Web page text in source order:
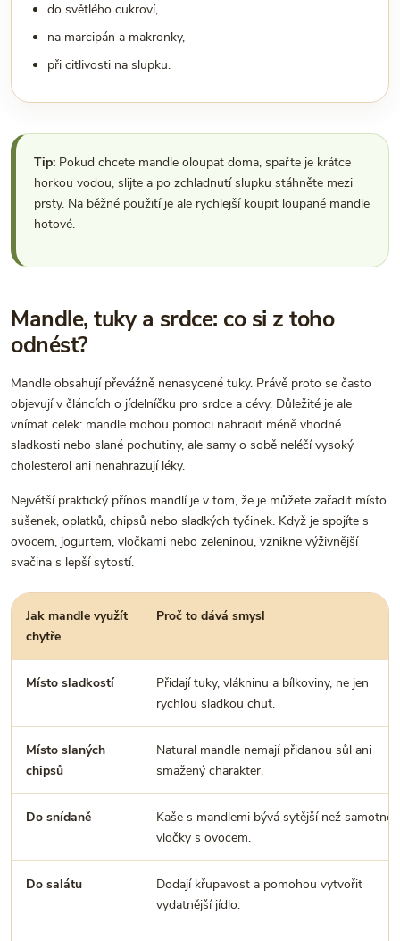
do světlého cukroví,
na marcipán a makronky,
při citlivosti na slupku.
Tip: Pokud chcete mandle oloupat doma, spařte je krátce
horkou vodou, slijte a po zchladnutí slupku stáhněte mezi
prsty. Na běžné použití je ale rychlejší koupit loupané mandle
hotové.
Mandle, tuky a srdce: co si z toho
odnést?
Mandle obsahují převážně nenasycené tuky. Právě proto se často
objevují v článcích o jídelníčku pro srdce a cévy. Důležité je ale
vnímat celek: mandle mohou pomoci nahradit méně vhodné
sladkosti nebo slané pochutiny, ale samy o sobě neléčí vysoký
cholesterol ani nenahrazují léky.
Největší praktický přínos mandlí je v tom, že je můžete zařadit místo
sušenek, oplatků, chipsů nebo sladkých tyčinek. Když je spojíte s
ovocem, jogurtem, vločkami nebo zeleninou, vznikne výživnější
svačina s lepší sytostí.
Jak mandle využít
chytře
Proč to dává smysl
Místo sladkostí
Přidají tuky, vlákninu a bílkoviny, ne jen
rychlou sladkou chuť.
Místo slaných
chipsů
Natural mandle nemají přidanou sůl ani
smažený charakter.
Do snídaně
Kaše s mandlemi bývá sytější než samotné
vločky s ovocem.
Do salátu
Dodají křupavost a pomohou vytvořit
vydatnější jídlo.